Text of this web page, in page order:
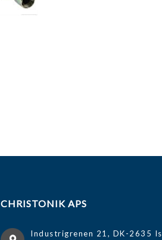
CHRISTONIK APS
Industrigrenen 21, DK-2635